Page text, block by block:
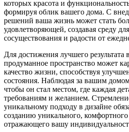
которых красота и
формируя облик вашего дома. С
решений ваша жизнь может стать
удовлетворяющей, создавая среду
сосуществования и радости от
Для достижения лучшего
продуманное пространство может
качество жизни, способствуя
состояния. Наблюдая за вашим
чтобы он стал местом, где каждая
требованиям и желанием.
уникальному подходу в дизайне
созданию уникального,
отражающего вашу